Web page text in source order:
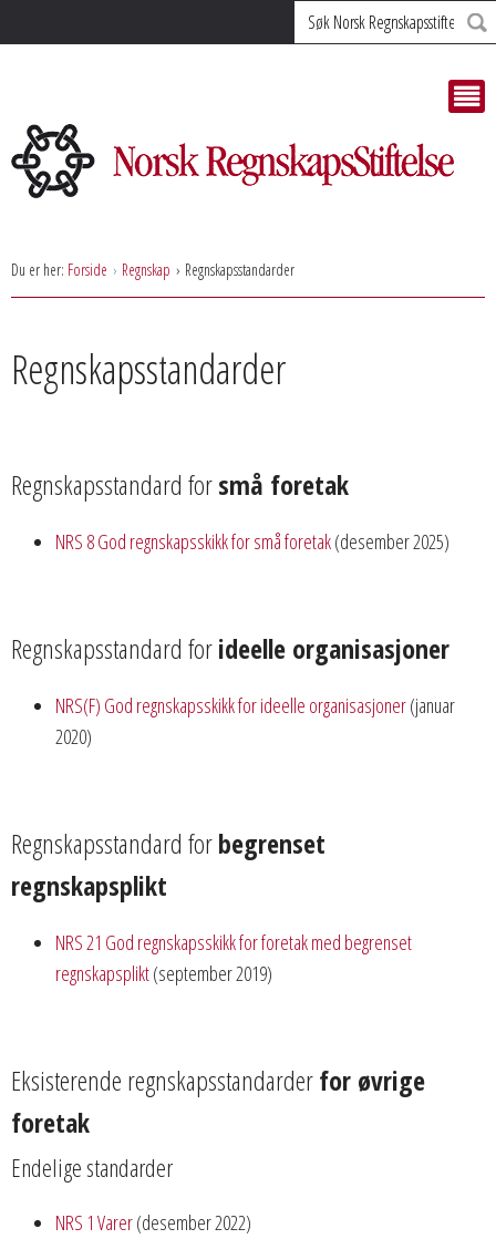
Søk
Du er her: Forside Regnskap Regnskapsstandarder
Regnskapsstandarder
Regnskapsstandard forsmå foretak
NRS 8 God regnskapsskikk for små foretak(desember 2025)
Regnskapsstandard forideelle organisasjoner
NRS(F) God regnskapsskikk for ideelle organisasjoner(januar
2020)
Regnskapsstandard forbegrenset
regnskapsplikt
NRS 21 God regnskapsskikk for foretak med begrenset
regnskapsplikt(september 2019)
Eksisterende regnskapsstandarderfor øvrige
foretak
Endelige standarder
NRS 1 Varer(desember 2022)